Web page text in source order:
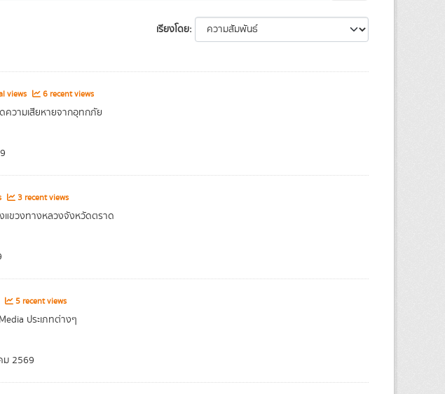
เรียงโดย
views 6 recent views
ความเสียหายจากอุทกภัย
3 recent views
แขวงทางหลวงจังหวัดตราด
5 recent views
ประเภทต่างๆ
2569